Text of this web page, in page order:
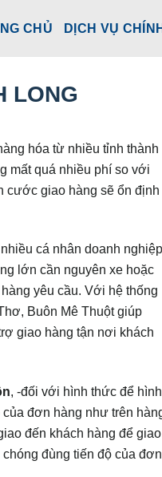
CHỦ DỊCH VỤ
LONG
hóa từ nhiều tỉnh thành
mất quá nhiều phí so với
cước giao hàng sẽ ổn định
cá nhân doanh nghiệp
lớn cần nguyên xe hoặc
yêu cầu. Với hệ thống
Buôn Mê Thuột giúp
giao hàng tận nơi khách
, -đối với hình thức để hình
đơn hàng như trên
đến khách hàng để giao
đùng tiến độ của đơn